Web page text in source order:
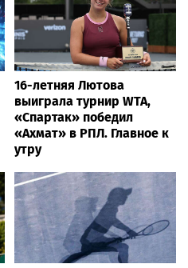
16-летняя Лютова
выиграла турнир WTA,
«Спартак» победил
«Ахмат» в РПЛ. Главное к
утру